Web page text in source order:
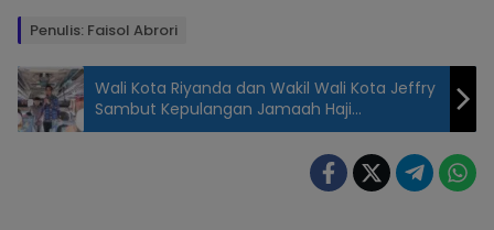
Penulis: Faisol Abrori
Wali Kota Riyanda dan Wakil Wali Kota Jeffry
Sambut Kepulangan Jamaah Haji
Sawahlunto